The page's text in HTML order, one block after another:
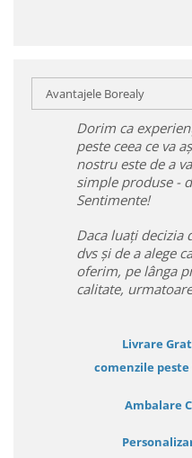
Avantajele Borealy
Dorim ca
peste ceea ce va
nostru este de a
simple produse -
Sentimente!
Daca luați decizia
dvs și de a alege
oferim, pe lânga
calitate,
Livrare
comenzile peste
Ambalare